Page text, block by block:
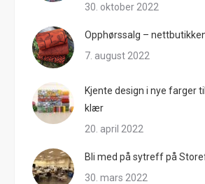
30. oktober 2022
Opphørssalg –
7. august 2022
Kjente design i nye farger
klær
20. april 2022
Bli med på sytreff på
30. mars 2022